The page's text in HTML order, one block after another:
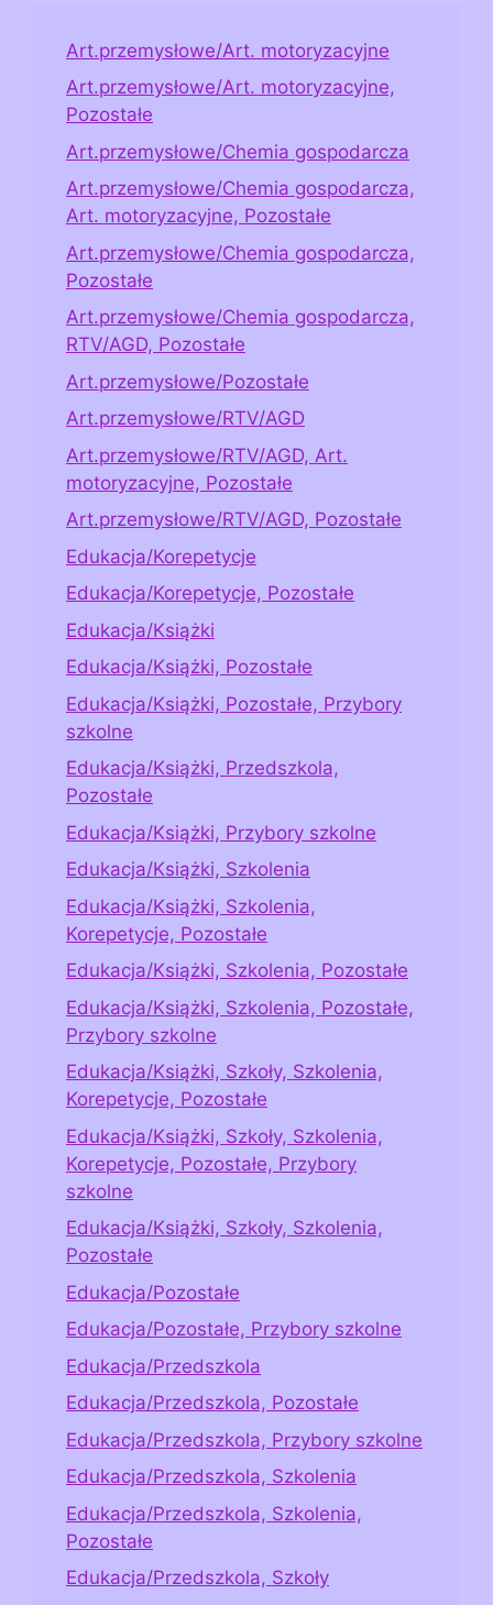
Art.przemysłowe/Art. motoryzacyjne
Art.przemysłowe/Art. motoryzacyjne,
Pozostałe
Art.przemysłowe/Chemia gospodarcza
Art.przemysłowe/Chemia gospodarcza,
Art. motoryzacyjne, Pozostałe
Art.przemysłowe/Chemia gospodarcza,
Pozostałe
Art.przemysłowe/Chemia gospodarcza,
RTV/AGD, Pozostałe
Art.przemysłowe/Pozostałe
Art.przemysłowe/RTV/AGD
Art.przemysłowe/RTV/AGD, Art.
motoryzacyjne, Pozostałe
Art.przemysłowe/RTV/AGD, Pozostałe
Edukacja/Korepetycje
Edukacja/Korepetycje, Pozostałe
Edukacja/Książki
Edukacja/Książki, Pozostałe
Edukacja/Książki, Pozostałe, Przybory
szkolne
Edukacja/Książki, Przedszkola,
Pozostałe
Edukacja/Książki, Przybory szkolne
Edukacja/Książki, Szkolenia
Edukacja/Książki, Szkolenia,
Korepetycje, Pozostałe
Edukacja/Książki, Szkolenia, Pozostałe
Edukacja/Książki, Szkolenia, Pozostałe,
Przybory szkolne
Edukacja/Książki, Szkoły, Szkolenia,
Korepetycje, Pozostałe
Edukacja/Książki, Szkoły, Szkolenia,
Korepetycje, Pozostałe, Przybory
szkolne
Edukacja/Książki, Szkoły, Szkolenia,
Pozostałe
Edukacja/Pozostałe
Edukacja/Pozostałe, Przybory szkolne
Edukacja/Przedszkola
Edukacja/Przedszkola, Pozostałe
Edukacja/Przedszkola, Przybory szkolne
Edukacja/Przedszkola, Szkolenia
Edukacja/Przedszkola, Szkolenia,
Pozostałe
Edukacja/Przedszkola, Szkoły